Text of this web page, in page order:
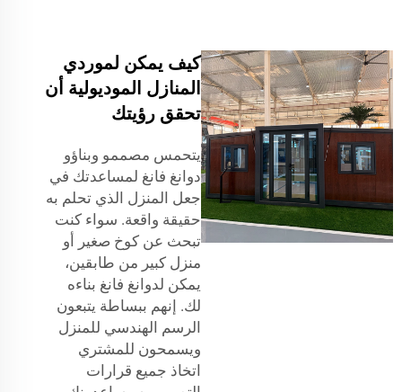
كيف يمكن لموردي
المنازل الموديولية أن
تحقق رؤيتك
يتحمس مصممو وبناؤو
دوانغ فانغ لمساعدتك في
جعل المنزل الذي تحلم به
حقيقة واقعة. سواء كنت
تبحث عن كوخ صغير أو
منزل كبير من طابقين،
يمكن لدوانغ فانغ بناءه
لك. إنهم ببساطة يتبعون
الرسم الهندسي للمنزل
ويسمحون للمشتري
اتخاذ جميع قرارات